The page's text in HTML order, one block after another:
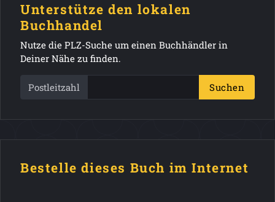
Unterstütze den lokalen
Buchhandel
Nutze die PLZ-Suche um einen Buchhändler in
Deiner Nähe zu finden.
Postleitzahl Suchen
Bestelle dieses Buch im Internet